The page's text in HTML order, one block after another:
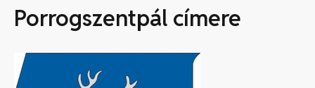
Porrogszentpál címere